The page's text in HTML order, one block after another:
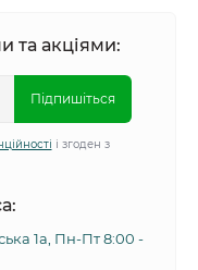
та акціями:
Підпишіться
і згоден з
1а, Пн-Пт 8:00 -